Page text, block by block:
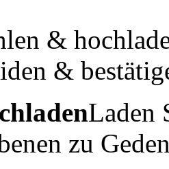
&
&
Laden
zu